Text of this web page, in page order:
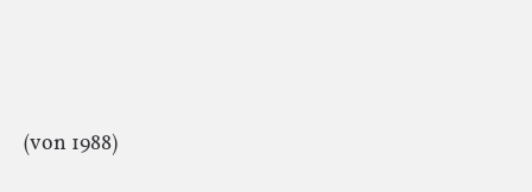
(von 1988)